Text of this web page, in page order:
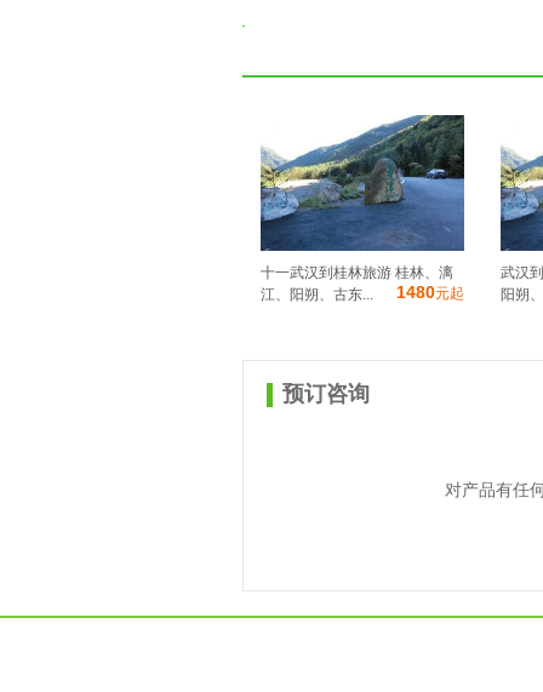
十一武汉到桂林旅游 桂林、漓
江、阳朔、古东...
1480元起
武汉
阳朔
预订咨询
对产品有任